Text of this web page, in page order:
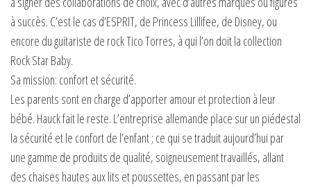
à succès. C’est le cas d’ESPRIT, de Princess Lillifee, de Disney, ou
encore du guitariste de rock Tico Torres, à qui l’on doit la collection
Rock Star Baby.
Sa mission: confort et sécurité.
Les parents sont en charge d’apporter amour et protection à leur
bébé. Hauck fait le reste. L’entreprise allemande place sur un piédestal
la sécurité et le confort de l’enfant ; ce qui se traduit aujourd’hui par
une gamme de produits de qualité, soigneusement travaillés, allant
des chaises hautes aux lits et poussettes, en passant par les